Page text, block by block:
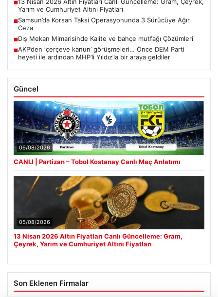
■13 Nisan 2026 Altın Fiyatları Canlı Güncelleme: Gram, Çeyrek,
Yarım ve Cumhuriyet Altını Fiyatları
■Samsun’da Korsan Taksi Operasyonunda 3 Sürücüye Ağır
Ceza
■Dış Mekan Mimarisinde Kalite ve bahçe mutfağı Çözümleri
■AKP’den ‘çerçeve kanun’ görüşmeleri… Önce DEM Parti
heyeti ile ardından MHP’li Yıldız’la bir araya geldiler
Güncel
06/08/2026
CANLI | Partizan – Tobol Kostanay Canlı Maç Anlatımı
05/08/2026
13 Nisan 2026 Altın Fiyatları Canlı Güncelleme: Gram,
Çeyrek, Yarım ve Cumhuriyet Altını Fiyatları
Son Eklenen Firmalar